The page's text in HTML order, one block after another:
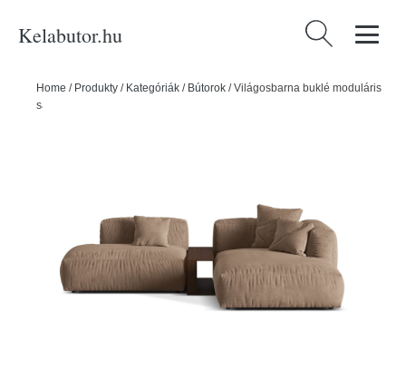
Kelabutor.hu Keresés:
Home / Produkty / Kategóriák / Bútorok /Világosbarna buklé moduláris
sarokkanapé (jobb oldali) Martina – Micadoni Home